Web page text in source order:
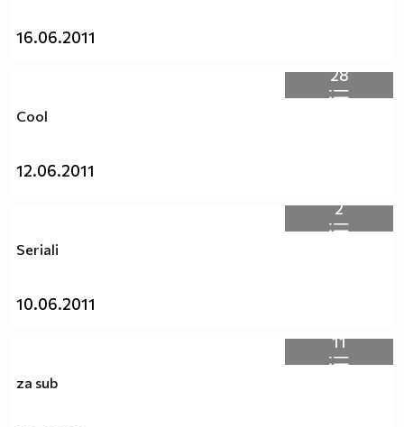
16.06.2011
28
Cool
12.06.2011
2
Seriali
10.06.2011
11
za sub